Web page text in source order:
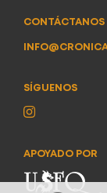
CONTÁCTANOS
SÍGUENOS
APOYADO POR